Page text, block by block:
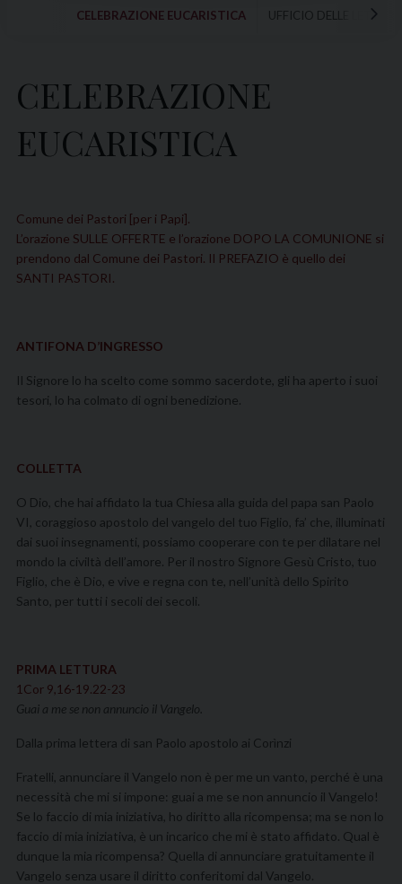
CELEBRAZIONE EUCARISTICA UFFICIO DELLE LETTURE
CELEBRAZIONE
EUCARISTICA
Comune dei Pastori [per i Papi].
L’orazione SULLE OFFERTE e l’orazione DOPO LA COMUNIONE si
prendono dal Comune dei Pastori. Il PREFAZIO è quello dei
SANTI PASTORI.
ANTIFONA D’INGRESSO
Il Signore lo ha scelto come sommo sacerdote, gli ha aperto i suoi
tesori, lo ha colmato di ogni benedizione.
COLLETTA
O Dio, che hai affidato la tua Chiesa alla guida del papa san Paolo
VI, coraggioso apostolo del vangelo del tuo Figlio, fa’ che, illuminati
dai suoi insegnamenti, possiamo cooperare con te per dilatare nel
mondo la civiltà dell’amore. Per il nostro Signore Gesù Cristo, tuo
Figlio, che è Dio, e vive e regna con te, nell’unità dello Spirito
Santo, per tutti i secoli dei secoli.
PRIMA LETTURA
1Cor 9,16-19.22-23
Guai a me se non annuncio il Vangelo.
Dalla prima lettera di san Paolo apostolo ai Corìnzi
Fratelli, annunciare il Vangelo non è per me un vanto, perché è una
necessità che mi si impone: guai a me se non annuncio il Vangelo!
Se lo faccio di mia iniziativa, ho diritto alla ricompensa; ma se non lo
faccio di mia iniziativa, è un incarico che mi è stato affidato. Qual è
dunque la mia ricompensa? Quella di annunciare gratuitamente il
Vangelo senza usare il diritto conferitomi dal Vangelo.